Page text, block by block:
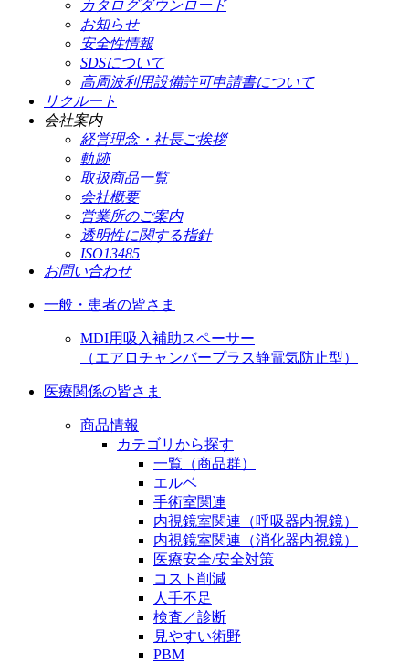
カタログダウンロード
お知らせ
安全性情報
SDSについて
高周波利用設備許可申請書について
リクルート
会社案内
経営理念・社長ご挨拶
軌跡
取扱商品一覧
会社概要
営業所のご案内
透明性に関する指針
ISO13485
お問い合わせ
一般・患者の皆さま
MDI用吸入補助スペーサー
（エアロチャンバープラス静電気防止型）
医療関係の皆さま
商品情報
カテゴリから探す
一覧（商品群）
エルベ
手術室関連
内視鏡室関連（呼吸器内視鏡）
内視鏡室関連（消化器内視鏡）
医療安全/安全対策
コスト削減
人手不足
検査／診断
見やすい術野
PBM